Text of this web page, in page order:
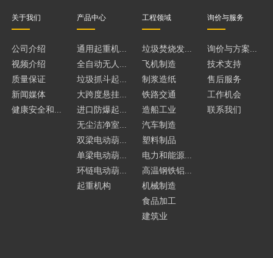
关于我们
公司介绍
视频介绍
质量保证
新闻媒体
健康安全和...
产品中心
通用起重机...
全自动无人...
垃圾抓斗起...
大跨度悬挂...
进口防爆起...
无尘洁净室...
双梁电动葫...
单梁电动葫...
环链电动葫...
起重机构
工程领域
垃圾焚烧发...
飞机制造
制浆造纸
铁路交通
造船工业
汽车制造
塑料制品
电力和能源...
高温钢铁铝...
机械制造
食品加工
建筑业
询价与服务
询价与方案...
技术支持
售后服务
工作机会
联系我们